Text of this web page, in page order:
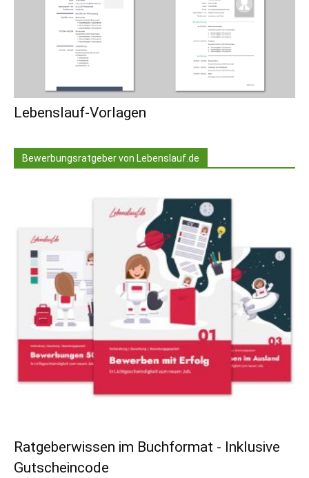
Lebenslauf-Vorlagen
Bewerbungsratgeber von Lebenslauf.de
Ratgeberwissen im Buchformat - Inklusive
Gutscheincode